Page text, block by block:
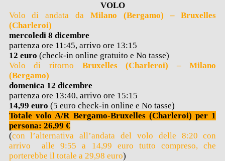
VOLO
Volo di andata da Milano (Bergamo) – Bruxelles
(Charleroi)
mercoledi 8 dicembre
partenza ore 11:45, arrivo ore 13:15
12 euro (check-in online gratuito e No tasse)
Volo di ritorno Bruxelles (Charleroi) – Milano
(Bergamo)
domenica 12 dicembre
partenza ore 13:40, arrivo ore 15:15
14,99 euro (5 euro check-in online e No tasse)
Totale volo A/R Bergamo-Bruxelles (Charleroi) per 1
persona: 26,99 €
(con l’alternativa all’andata del volo delle 8:20 con
arrivo alle 9:55 a 14,99 euro tutto compreso, che
porterebbe il totale a 29,98 euro)